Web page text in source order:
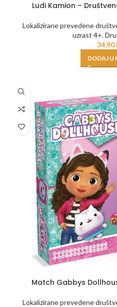
Ludi Kamion –
Lokalizirane prevedene
uzrast 4+,
34,90
DODAJ U
Match Gabbys
Lokalizirane prevedene